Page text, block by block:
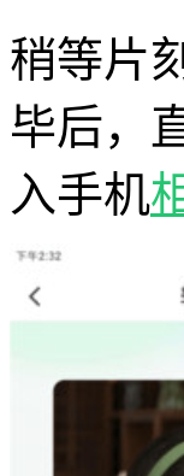
稍等片
毕后，
入手机